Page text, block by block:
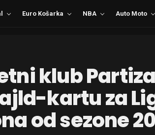
Euro Košarka NBA Auto Moto
klub
kartu za
od sezone